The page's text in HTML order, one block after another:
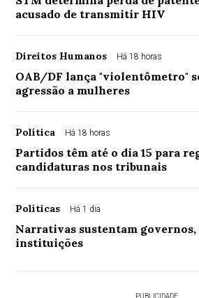
acusado de transmitir HIV
Direitos Humanos Há 18 horas
OAB/DF lança "violentômetro"
agressão a mulheres
Política Há 18 horas
Partidos têm até o dia 15 para
candidaturas nos tribunais
Políticas Há 1 dia
Narrativas sustentam governos,
instituições
PUBLICIDADE